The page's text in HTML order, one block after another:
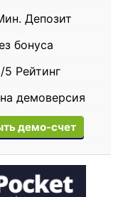
Депозит
бонуса
5 Рейтинг
демоверсия
демо-счет